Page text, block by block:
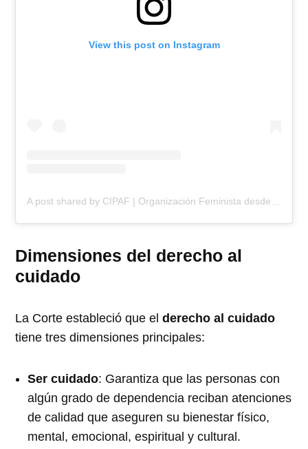
View this post on Instagram
Dimensiones del derecho al
cuidado
La Corte estableció que elderecho al cuidado
tiene tres dimensiones principales:
Ser cuidado: Garantiza que las personas con
algún grado de dependencia reciban atenciones
de calidad que aseguren su bienestar físico,
mental, emocional, espiritual y cultural.